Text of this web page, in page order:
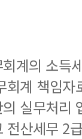
계의 소득
계 책임
실무처리
산세무 2